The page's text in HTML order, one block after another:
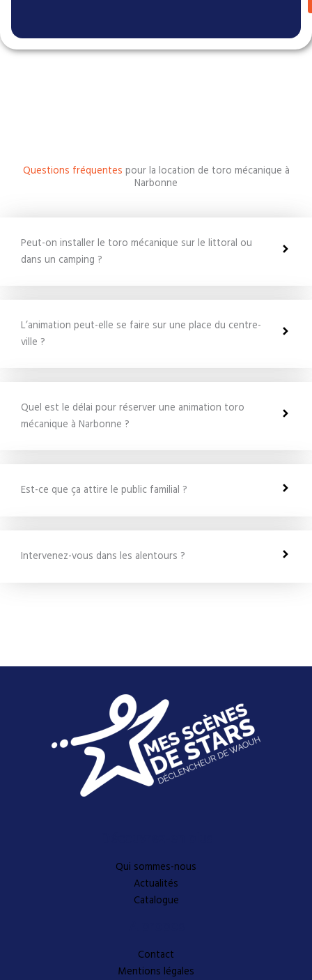
Questions fréquentes pour la location de toro mécanique à
Narbonne
Peut-on installer le toro mécanique sur le littoral ou
dans un camping ?
L’animation peut-elle se faire sur une place du centre-
ville ?
Quel est le délai pour réserver une animation toro
mécanique à Narbonne ?
Est-ce que ça attire le public familial ?
Intervenez-vous dans les alentours ?
Qui sommes-nous
Actualités
Catalogue
Contact
Mentions légales